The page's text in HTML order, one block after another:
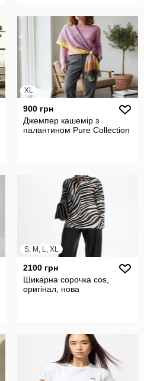
XL
900 грн
Джемпер кашемір з
палантином Pure Collеction
S, M, L, XL
2100 грн
Шикарна сорочка cos,
оригінал, нова